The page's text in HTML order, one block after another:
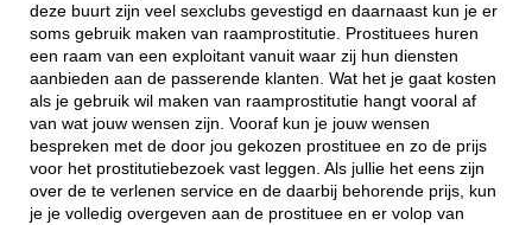
deze buurt zijn veel sexclubs gevestigd en daarnaast kun je er
soms gebruik maken van raamprostitutie. Prostituees huren
een raam van een exploitant vanuit waar zij hun diensten
aanbieden aan de passerende klanten. Wat het je gaat kosten
als je gebruik wil maken van raamprostitutie hangt vooral af
van wat jouw wensen zijn. Vooraf kun je jouw wensen
bespreken met de door jou gekozen prostituee en zo de prijs
voor het prostitutiebezoek vast leggen. Als jullie het eens zijn
over de te verlenen service en de daarbij behorende prijs, kun
je je volledig overgeven aan de prostituee en er volop van